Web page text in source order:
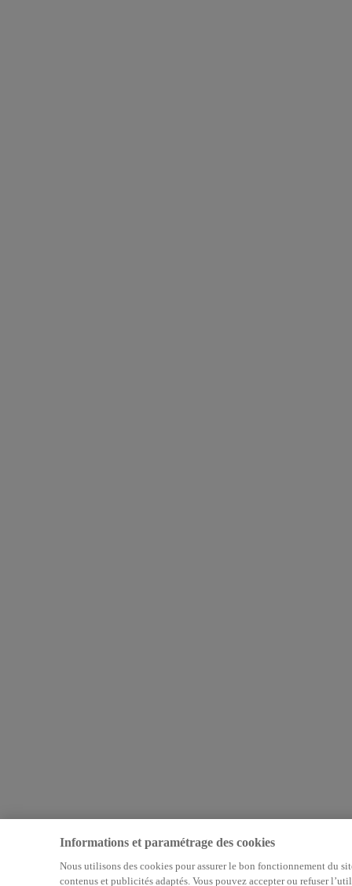
Informations et paramétrage des cookies
Nous utilisons des cookies pour assurer le bon fonctionnement du
contenus et publicités adaptés. Vous pouvez accepter ou refuser